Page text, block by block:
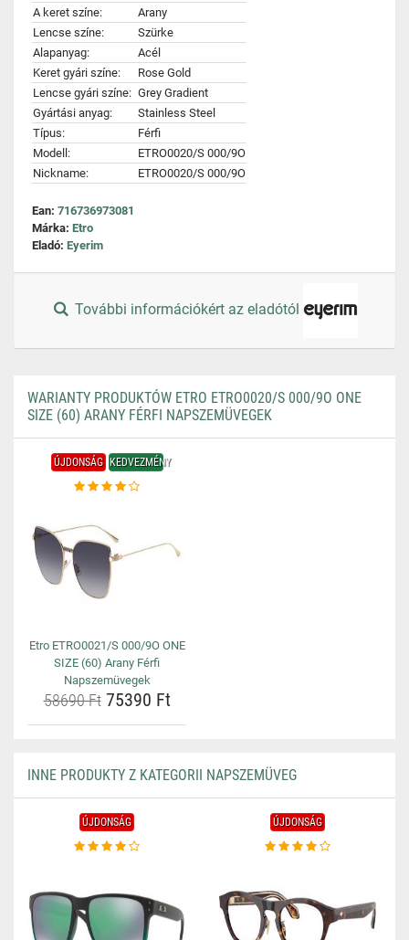
A keret színe:
Arany
Lencse színe:
Szürke
Alapanyag:
Acél
Keret gyári színe:
Rose Gold
Lencse gyári színe: Grey Gradient
Gyártási anyag:
Stainless Steel
Típus:
Férfi
Modell:
ETRO0020/S 000/9O
Nickname:
ETRO0020/S 000/9O
Ean: 716736973081
Márka: Etro
Eladó: Eyerim
További információkért az eladótól
WARIANTY PRODUKTÓW ETRO ETRO0020/S 000/9O ONE
SIZE (60) ARANY FÉRFI NAPSZEMÜVEGEK
ÚJDONSÁG KEDVEZMÉNY
Etro ETRO0021/S 000/9O ONE
SIZE (60) Arany Férfi
Napszemüvegek
58690 Ft75390 Ft
INNE PRODUKTY Z KATEGORII NAPSZEMÜVEG
ÚJDONSÁG ÚJDONSÁG